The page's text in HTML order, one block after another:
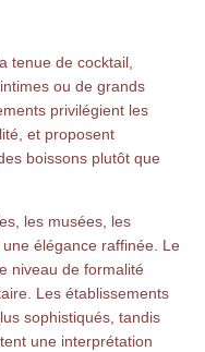
tenue de cocktail,
ou de grands
privilégient les
et proposent
boissons plutôt que
les musées, les
élégance raffinée. Le
niveau de formalité
Les établissements
sophistiqués, tandis
une interprétation